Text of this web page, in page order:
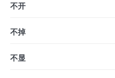
不开
不掉
不显